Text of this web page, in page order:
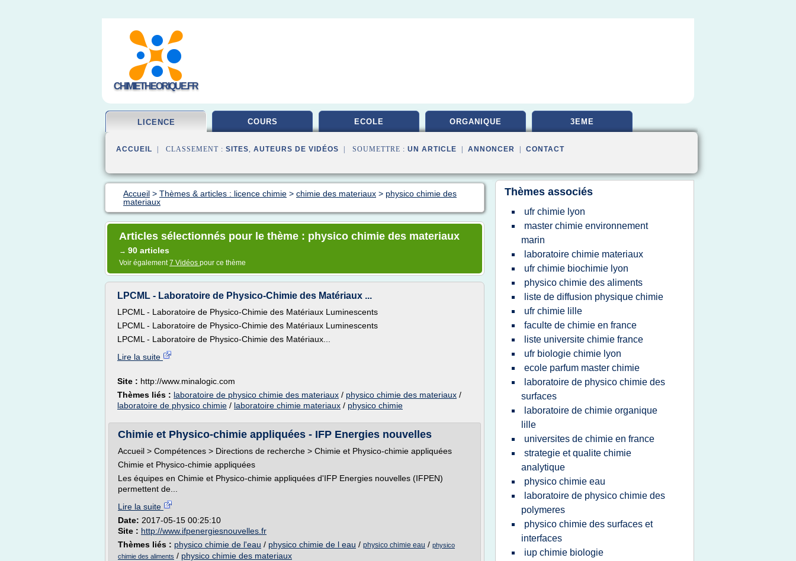
CHIMIETHEORIQUE.FR
LICENCE COURS ECOLE ORGANIQUE 3EME
ACCUEIL | CLASSEMENT : SITES, AUTEURS DE VIDÉOS | SOUMETTRE : UN ARTICLE ANNONCER CONTACT
Accueil > Thèmes & articles : licence chimie > chimie des materiaux > physico chimie des
materiaux
Articles sélectionnés pour le thème : physico chimie des materiaux
→ 90 articles
Voir également7 Vidéos pour ce thème
LPCML - Laboratoire de Physico-Chimie des Matériaux ...
LPCML - Laboratoire de Physico-Chimie des Matériaux Luminescents
LPCML - Laboratoire de Physico-Chimie des Matériaux Luminescents
LPCML - Laboratoire de Physico-Chimie des Matériaux...
Lire la suite
Site : http://www.minalogic.com
Thèmes liés : laboratoire de physico chimie des materiaux / physico chimie des materiaux /
laboratoire de physico chimie / laboratoire chimie materiaux / physico chimie
Chimie et Physico-chimie appliquées - IFP Energies nouvelles
Accueil > Compétences > Directions de recherche > Chimie et Physico-chimie appliquées
Chimie et Physico-chimie appliquées
Les équipes en Chimie et Physico-chimie appliquées d'IFP Energies nouvelles (IFPEN)
permettent de...
Lire la suite
Date: 2017-05-15 00:25:10
Site : http://www.ifpenergiesnouvelles.fr
Thèmes liés : physico chimie de l'eau / physico chimie de l eau / physico chimie eau / physico
chimie des aliments / physico chimie des materiaux
Thèmes associés
ufr chimie lyon
master chimie environnement
marin
laboratoire chimie materiaux
ufr chimie biochimie lyon
physico chimie des aliments
liste de diffusion physique chimie
ufr chimie lille
faculte de chimie en france
liste universite chimie france
ufr biologie chimie lyon
ecole parfum master chimie
laboratoire de physico chimie des
surfaces
laboratoire de chimie organique
lille
universites de chimie en france
strategie et qualite chimie
analytique
physico chimie eau
laboratoire de physico chimie des
polymeres
physico chimie des surfaces et
interfaces
iup chimie biologie